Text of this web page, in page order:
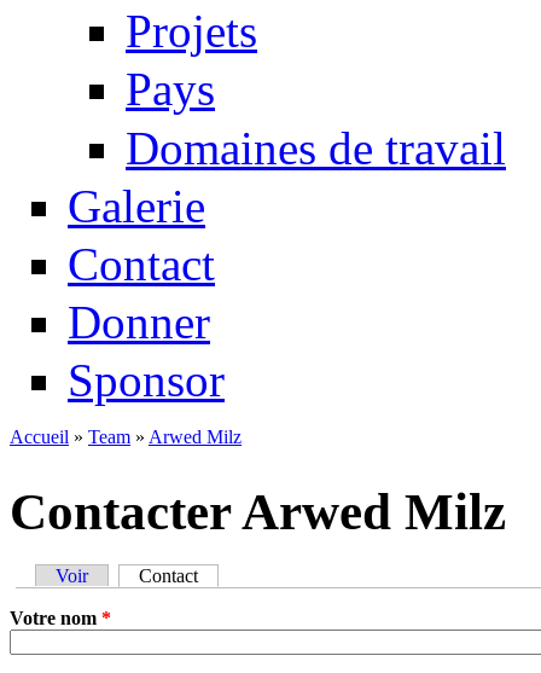
Projets
Pays
Domaines de travail
Galerie
Contact
Donner
Sponsor
Accueil » Team » Arwed Milz
Contacter Arwed Milz
Onglets principaux
Voir Contact
Votre nom *